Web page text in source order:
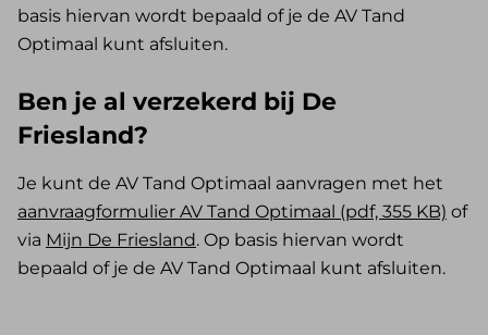
basis hiervan wordt bepaald of je de AV Tand
Optimaal kunt afsluiten.
Ben je al verzekerd bij De
Friesland?
Je kunt de AV Tand Optimaal aanvragen met het
aanvraagformulier AV Tand Optimaal (pdf, 355 KB) of
via Mijn De Friesland. Op basis hiervan wordt
bepaald of je de AV Tand Optimaal kunt afsluiten.